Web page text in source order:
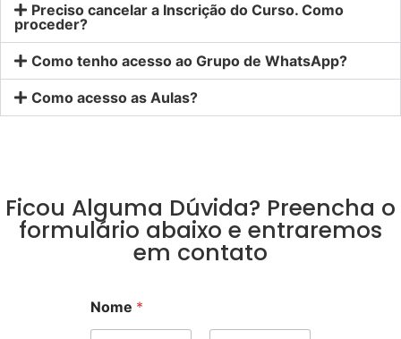
Preciso cancelar a Inscrição do Curso. Como
proceder?
Como tenho acesso ao Grupo de WhatsApp?
Como acesso as Aulas?
Ficou Alguma Dúvida? Preencha o
formulário abaixo e entraremos
em contato
Nome *